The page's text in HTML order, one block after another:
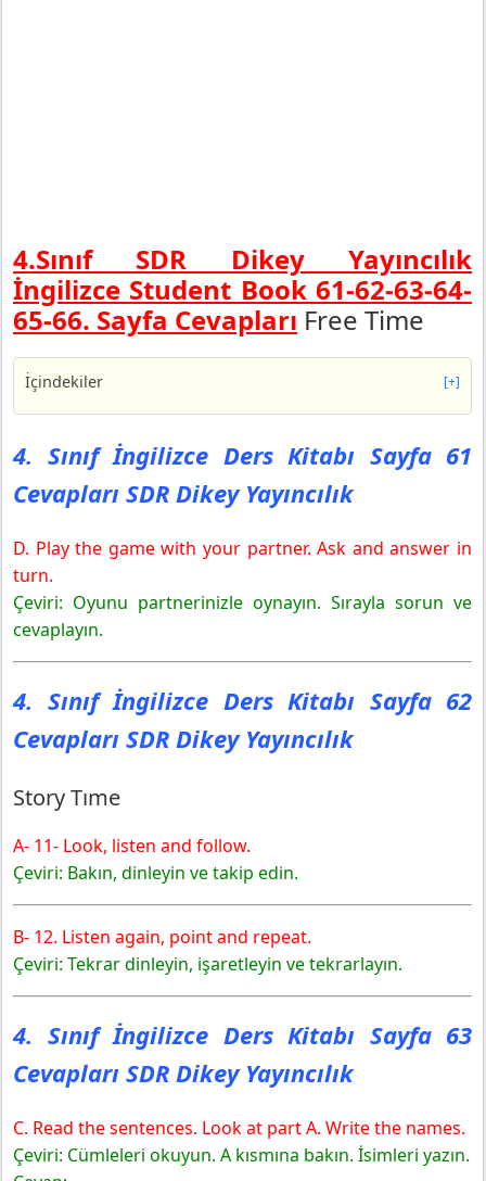
4.Sınıf SDR Dikey Yayıncılık
İngilizce Student Book 61-62-63-64-
65-66. Sayfa Cevapları Free Time
İçindekiler [+]
4. Sınıf İngilizce Ders Kitabı Sayfa 61 Cevapları SDR
Dikey Yayıncılık
4. Sınıf İngilizce Ders Kitabı Sayfa 62 Cevapları SDR
Dikey Yayıncılık
4. Sınıf İngilizce Ders Kitabı Sayfa 63 Cevapları SDR
4. Sınıf İngilizce Ders Kitabı Sayfa 64 Cevapları SDR
Dikey Yayıncılık
Dikey Yayıncılık
4. Sınıf İngilizce Ders Kitabı Sayfa 66 Cevapları SDR
Dikey Yayıncılık
4. Sınıf İngilizce Ders Kitabı Sayfa 61
Cevapları SDR Dikey Yayıncılık
D. Play the game with your partner. Ask and answer in
turn.
Çeviri: Oyunu partnerinizle oynayın. Sırayla sorun ve
cevaplayın.
4. Sınıf İngilizce Ders Kitabı Sayfa 62
Cevapları SDR Dikey Yayıncılık
Story Tıme
A- 11- Look, listen and follow.
Çeviri: Bakın, dinleyin ve takip edin.
B- 12. Listen again, point and repeat.
Çeviri: Tekrar dinleyin, işaretleyin ve tekrarlayın.
4. Sınıf İngilizce Ders Kitabı Sayfa 63
Cevapları SDR Dikey Yayıncılık
C. Read the sentences. Look at part A. Write the names.
Çeviri: Cümleleri okuyun. A kısmına bakın. İsimleri yazın.